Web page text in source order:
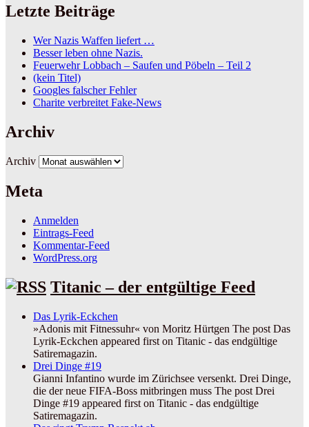
Letzte Beiträge
Wer Nazis Waffen liefert …
Besser leben ohne Nazis.
Feuerwehr Lobbach – Saufen und Pöbeln – Teil 2
(kein Titel)
Googles falscher Fehler
Charite verbreitet Fake-News
Archiv
Archiv
Meta
Anmelden
Eintrags-Feed
Kommentar-Feed
WordPress.org
Titanic – der entgültige Feed
Das Lyrik-Eckchen
»Adonis mit Fitnessuhr« von Moritz Hürtgen The post Das
Lyrik-Eckchen appeared first on Titanic - das endgültige
Satiremagazin.
Drei Dinge #19
Gianni Infantino wurde im Zürichsee versenkt. Drei Dinge,
die der neue FIFA-Boss mitbringen muss The post Drei
Dinge #19 appeared first on Titanic - das endgültige
Satiremagazin.